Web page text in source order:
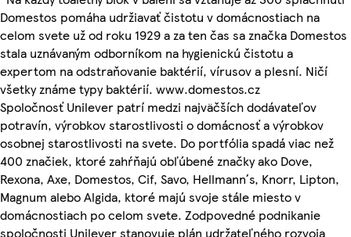
Domestos pomáha udržiavať čistotu v domácnostiach na
celom svete už od roku 1929 a za ten čas sa značka Domestos
stala uznávaným odborníkom na hygienickú čistotu a
expertom na odstraňovanie baktérií, vírusov a plesní. Ničí
všetky známe typy baktérií. www.domestos.cz
Spoločnosť Unilever patrí medzi najväčších dodávateľov
potravín, výrobkov starostlivosti o domácnosť a výrobkov
osobnej starostlivosti na svete. Do portfólia spadá viac než
400 značiek, ktoré zahŕňajú obľúbené značky ako Dove,
Rexona, Axe, Domestos, Cif, Savo, Hellmann´s, Knorr, Lipton,
Magnum alebo Algida, ktoré majú svoje stále miesto v
domácnostiach po celom svete. Zodpovedné podnikanie
spoločnosti Unilever stanovuje plán udržateľného rozvoja